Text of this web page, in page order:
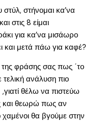
στύλ, στήνομαι κα’να
στις 8 είμαι
για κα’να μισάωρο
και μετά πάω για καφέ?
της φράσης σας πως ΄το
τελική ανάλυση πιο
θέλω να πιστεύω
και θεωρώ πως αν
θα βγούμε στην